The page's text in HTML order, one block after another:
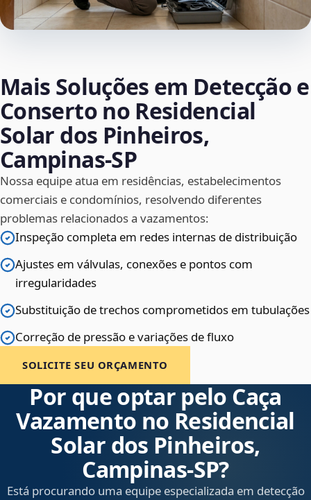
Mais Soluções em Detecção e
Conserto no Residencial
Solar dos Pinheiros,
Campinas‑SP
Nossa equipe atua em residências, estabelecimentos
comerciais e condomínios, resolvendo diferentes
problemas relacionados a vazamentos:
Inspeção completa em redes internas de distribuição
Ajustes em válvulas, conexões e pontos com
irregularidades
Substituição de trechos comprometidos em tubulações
Correção de pressão e variações de fluxo
SOLICITE SEU ORÇAMENTO
Por que optar pelo Caça
Vazamento no Residencial
Solar dos Pinheiros,
Campinas‑SP?
Está procurando uma equipe especializada em detecção